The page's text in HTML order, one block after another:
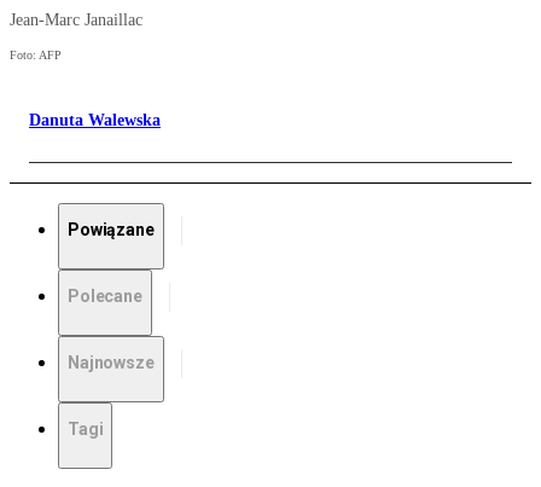
Jean-Marc Janaillac
Foto: AFP
Danuta Walewska
Powiązane
Polecane
Najnowsze
Tagi